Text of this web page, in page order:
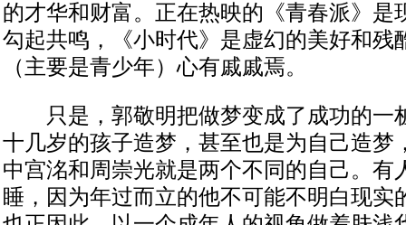
的才华和财富。正在热映的《青春派》是
勾起共鸣，《小时代》是虚幻的美好和残
（主要是青少年）心有戚戚焉。
只是，郭敬明把做梦变成了成功的一
十几岁的孩子造梦，甚至也是为自己造梦
中宫洺和周崇光就是两个不同的自己。有
睡，因为年过而立的他不可能不明白现实